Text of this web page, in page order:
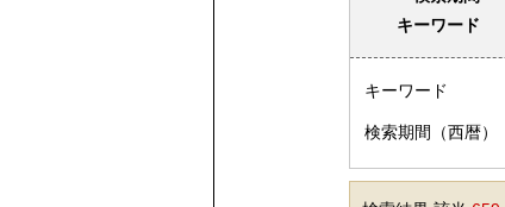
キーワード
キーワード
検索期間（西暦）